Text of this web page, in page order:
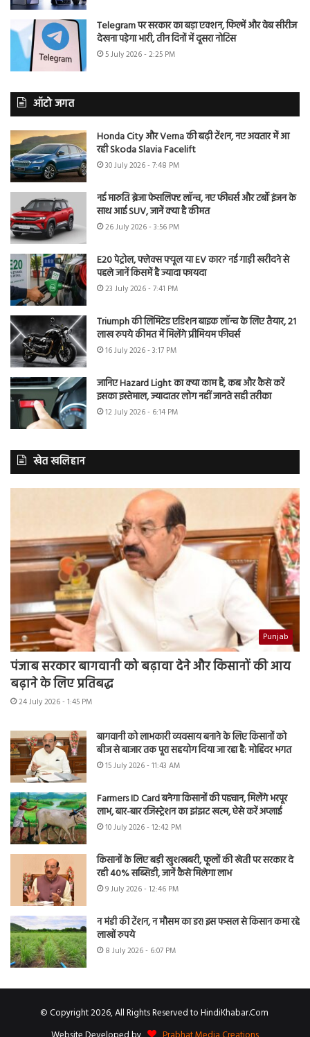
Telegram पर सरकार का बड़ा एक्शन, फिल्में और वेब सीरीज
देखना पड़ेगा भारी, तीन दिनों में दूसरा नोटिस
5 July 2026 - 2:25 PM
ऑटो जगत
Honda City और Verna की बढ़ी टेंशन, नए अवतार में आ
रही Skoda Slavia Facelift
30 July 2026 - 7:48 PM
नई मारुति ब्रेजा फेसलिफ्ट लॉन्च, नए फीचर्स और टर्बो इंजन के
साथ आई SUV, जानें क्या है कीमत
26 July 2026 - 3:56 PM
E20 पेट्रोल, फ्लेक्स फ्यूल या EV कार? नई गाड़ी खरीदने से
पहले जानें किसमें है ज्यादा फायदा
23 July 2026 - 7:41 PM
Triumph की लिमिटेड एडिशन बाइक लॉन्च के लिए तैयार, 21
लाख रुपये कीमत में मिलेंगे प्रीमियम फीचर्स
16 July 2026 - 3:17 PM
जानिए Hazard Light का क्या काम है, कब और कैसे करें
इसका इस्तेमाल, ज्यादातर लोग नहीं जानते सही तरीका
12 July 2026 - 6:14 PM
खेत खलिहान
Punjab
पंजाब सरकार बागवानी को बढ़ावा देने और किसानों की आय
बढ़ाने के लिए प्रतिबद्ध
24 July 2026 - 1:45 PM
बागवानी को लाभकारी व्यवसाय बनाने के लिए किसानों को
बीज से बाजार तक पूरा सहयोग दिया जा रहा है: मोहिंदर भगत
15 July 2026 - 11:43 AM
Farmers ID Card बनेगा किसानों की पहचान, मिलेंगे भरपूर
लाभ, बार-बार रजिस्ट्रेशन का झंझट खत्म, ऐसे करें अप्लाई
10 July 2026 - 12:42 PM
किसानों के लिए बड़ी खुशखबरी, फूलों की खेती पर सरकार दे
रही 40% सब्सिडी, जानें कैसे मिलेगा लाभ
9 July 2026 - 12:46 PM
न मंडी की टेंशन, न मौसम का डर! इस फसल से किसान कमा रहे
लाखों रुपये
8 July 2026 - 6:07 PM
© Copyright 2026, All Rights Reserved to HindiKhabar.Com